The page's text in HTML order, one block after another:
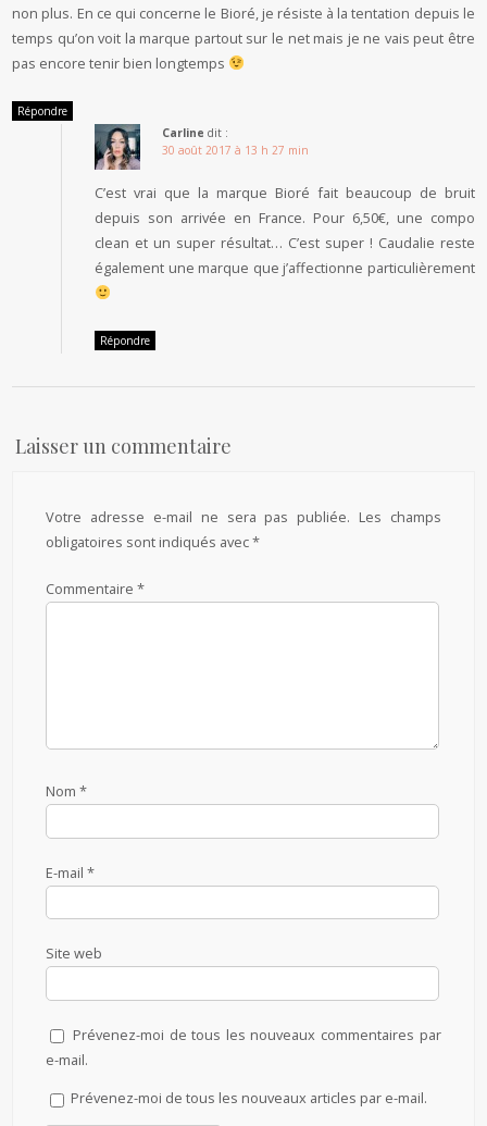
non plus. En ce qui concerne le Bioré, je résiste à la tentation depuis le
temps qu’on voit la marque partout sur le net mais je ne vais peut être
pas encore tenir bien longtemps
Répondre
Carline dit :
30 août 2017 à 13 h 27 min
C’est vrai que la marque Bioré fait beaucoup de bruit
depuis son arrivée en France. Pour 6,50€, une compo
clean et un super résultat… C’est super ! Caudalie reste
également une marque que j’affectionne particulièrement
Répondre
Laisser un commentaire
Votre adresse e-mail ne sera pas publiée. Les champs
obligatoires sont indiqués avec*
Commentaire*
Nom*
E-mail*
Site web
Prévenez-moi de tous les nouveaux commentaires par
e-mail.
Prévenez-moi de tous les nouveaux articles par e-mail.